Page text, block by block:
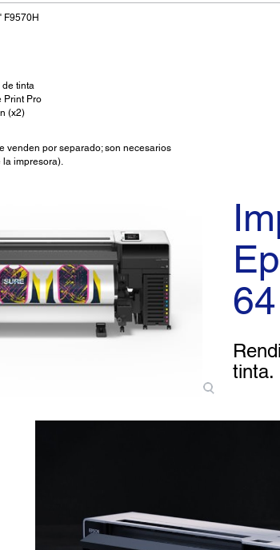
F9570H
de tinta
Print Pro
(x2)
venden por separado; son necesarios
impresora).
tinta.